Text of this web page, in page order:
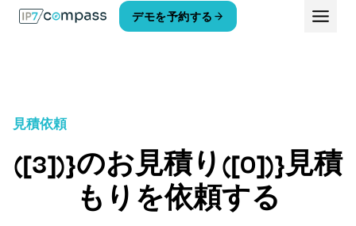
デモを予約する
見積依頼
([3])}のお見積り([0])}見積
もりを依頼する